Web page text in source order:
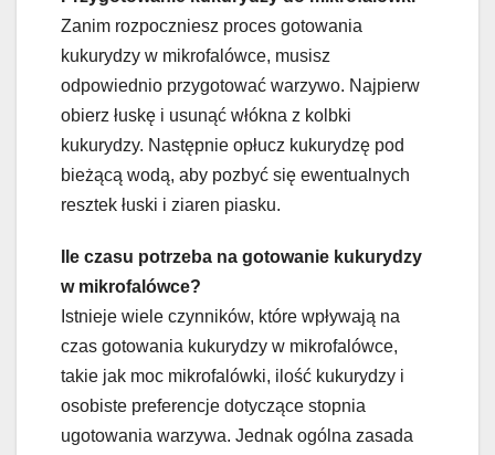
Zanim rozpoczniesz proces gotowania
kukurydzy w mikrofalówce, musisz
odpowiednio przygotować warzywo. Najpierw
obierz łuskę i usunąć włókna z kolbki
kukurydzy. Następnie opłucz kukurydzę pod
bieżącą wodą, aby pozbyć się ewentualnych
resztek łuski i ziaren piasku.
Ile czasu potrzeba na gotowanie kukurydzy
w mikrofalówce?
Istnieje wiele czynników, które wpływają na
czas gotowania kukurydzy w mikrofalówce,
takie jak moc mikrofalówki, ilość kukurydzy i
osobiste preferencje dotyczące stopnia
ugotowania warzywa. Jednak ogólna zasada